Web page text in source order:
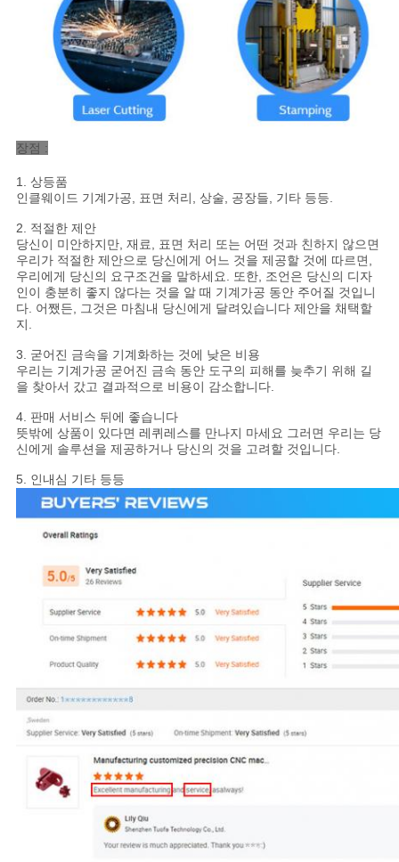
장점 :
1. 상등품
인클웨이드 기계가공, 표면 처리, 상술, 공장들, 기타 등등.
2. 적절한 제안
당신이 미안하지만, 재료, 표면 처리 또는 어떤 것과 친하지 않으면
우리가 적절한 제안으로 당신에게 어느 것을 제공할 것에 따르면,
우리에게 당신의 요구조건을 말하세요. 또한, 조언은 당신의 디자
인이 충분히 좋지 않다는 것을 알 때 기계가공 동안 주어질 것입니
다. 어쨌든, 그것은 마침내 당신에게 달려있습니다 제안을 채택할
지.
3. 굳어진 금속을 기계화하는 것에 낮은 비용
우리는 기계가공 굳어진 금속 동안 도구의 피해를 늦추기 위해 길
을 찾아서 갔고 결과적으로 비용이 감소합니다.
4. 판매 서비스 뒤에 좋습니다
뜻밖에 상품이 있다면 레퀴레스를 만나지 마세요 그러면 우리는 당
신에게 솔루션을 제공하거나 당신의 것을 고려할 것입니다.
5. 인내심 기타 등등